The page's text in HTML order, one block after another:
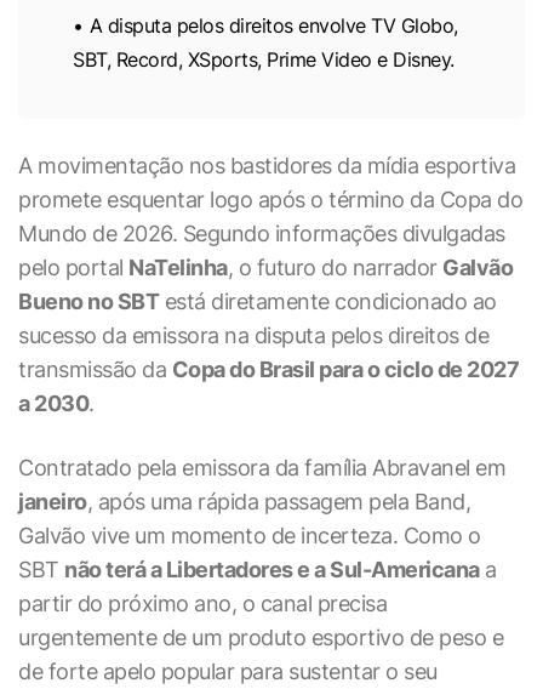
A disputa pelos direitos envolve TV Globo,
SBT, Record, XSports, Prime Video e Disney.
A movimentação nos bastidores da mídia esportiva
promete esquentar logo após o término da Copa do
Mundo de 2026. Segundo informações divulgadas
pelo portal NaTelinha, o futuro do narrador Galvão
Bueno no SBTestá diretamente condicionado ao
sucesso da emissora na disputa pelos direitos de
transmissão da Copa do Brasil para o ciclo de 2027
a 2030.
Contratado pela emissora da família Abravanel em
janeiro, após uma rápida passagem pela Band,
Galvão vive um momento de incerteza. Como o
SBT não terá a Libertadores e a Sul-Americanaa
partir do próximo ano, o canal precisa
urgentemente de um produto esportivo de peso e
de forte apelo popular para sustentar o seu